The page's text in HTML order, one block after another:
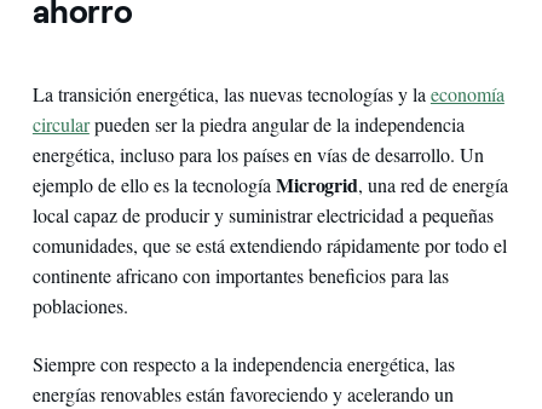
ahorro
La transición energética, las nuevas tecnologías y la economía
circularpueden ser la piedra angular de la independencia
energética, incluso para los países en vías de desarrollo. Un
ejemplo de ello es la tecnología Microgrid, una red de energía
local capaz de producir y suministrar electricidad a pequeñas
comunidades, que se está extendiendo rápidamente por todo el
continente africano con importantes beneficios para las
poblaciones.
Siempre con respecto a la independencia energética, las
energías renovables están favoreciendo y acelerando un